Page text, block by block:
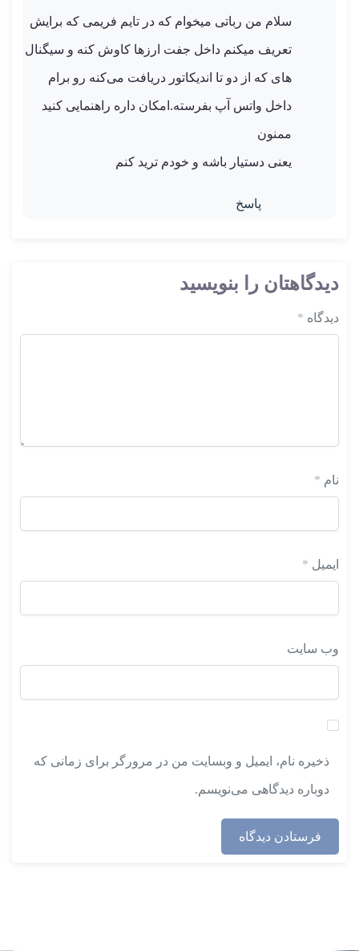
سلام من رباتی میخوام که در تایم فریمی که برایش
تعریف میکنم داخل جفت ارزها کاوش کنه و سیگنال
های که از دو تا اندیکاتور دریافت می‌کنه رو برام
داخل واتس آپ بفرسته.امکان داره راهنمایی کنید
ممنون
یعنی دستیار باشه و خودم ترید کنم
پاسخ
دیدگاهتان را بنویسید
دیدگاه *
نام *
ایمیل *
وب‌ سایت
ذخیره نام، ایمیل و وبسایت من در مرورگر برای زمانی که
دوباره دیدگاهی می‌نویسم.